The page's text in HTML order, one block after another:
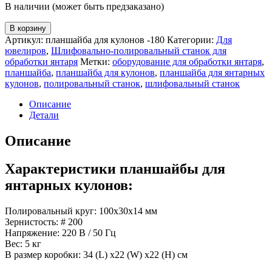
В наличии (может быть предзаказано)
В корзину
Артикул: планшайба для кулонов -180 Категории: Для
ювелиров, Шлифовально-полировальный станок для
обработки янтаря Метки: оборудование для обработки янтаря,
планшайба, планшайба для кулонов, планшайба для янтарных
кулонов, полировальный станок, шлифовальный станок
Описание
Детали
Описание
Характеристики планшайбы для
янтарных кулонов:
Полировальный круг: 100x30x14 мм
Зернистость: # 200
Напряжение: 220 В / 50 Гц
Вес: 5 кг
В размер коробки: 34 (L) x22 (W) x22 (H) см